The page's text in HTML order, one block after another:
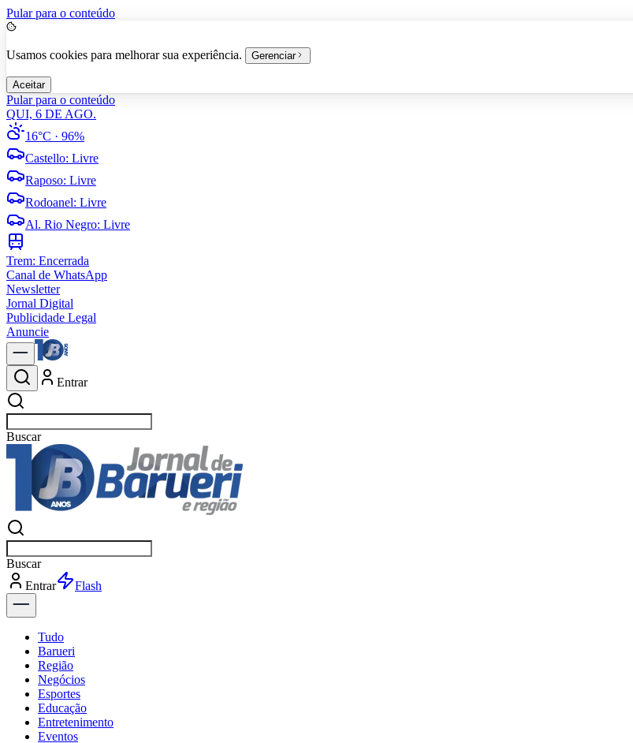
Pular para o conteúdo
Usamos cookies para melhorar sua experiência. Gerenciar
Aceitar
Pular para o conteúdo
QUI, 6 DE AGO.
16°C · 96%
Castello: Livre
Raposo: Livre
Rodoanel: Livre
Al. Rio Negro: Livre
Trem: Encerrada
Canal de WhatsApp
Newsletter
Jornal Digital
Publicidade Legal
Anuncie
Entrar
Buscaresportes
Buscaresportes
Entrar
Flash
Tudo
Barueri
Região
Negócios
Esportes
Educação
Entretenimento
Eventos